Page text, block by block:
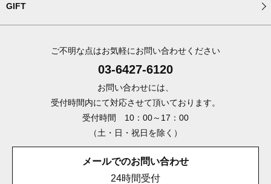
GIFT
ご不明な点はお気軽にお問い合わせください
03-6427-6120
お問い合わせには、
受付時間内にて対応させて頂いております。
受付時間 10：00～17：00
（土・日・祝日を除く）
メールでのお問い合わせ
24時間受付